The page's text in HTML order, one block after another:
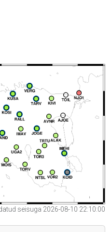
seisuga 2026-08-10 22:10:00